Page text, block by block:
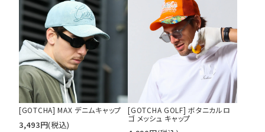
価格から探す
並び順
[GOTCHA] MAX デニムキャップ
3,493円(税込)
[GOTCHA GOLF] ボタニカルロ
ゴ メッシュ キャップ